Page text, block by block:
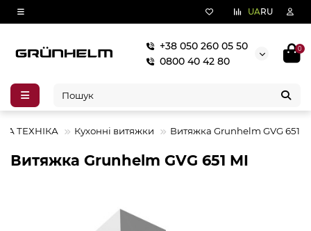
UARU
+38 050 260 05 50
0800 40 42 80
0
ТЕХНІКА Кухонні витяжки Витяжка Grunhelm GVG 651
Витяжка Grunhelm GVG 651 MI